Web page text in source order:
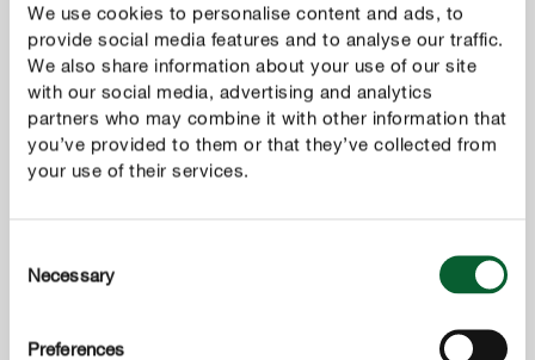
We use cookies to personalise content and ads, to
provide social media features and to analyse our traffic.
We also share information about your use of our site
with our social media, advertising and analytics
partners who may combine it with other information that
you’ve provided to them or that they’ve collected from
your use of their services.
Selection
Necessary
Preferences
Cura del prato
Naturasol Tappeti Erbosi